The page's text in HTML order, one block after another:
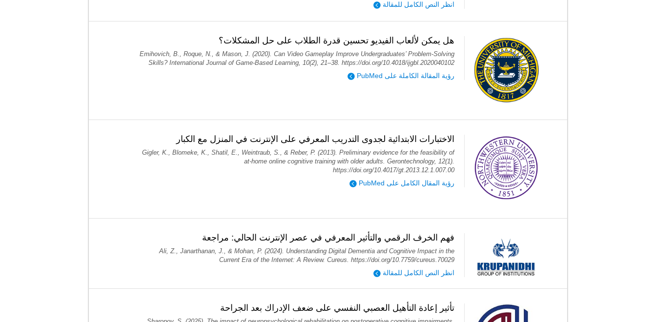
انظر النص الكامل للمقالة
هل يمكن لألعاب الفيديو تحسين قدرة الطلاب على حل المشكلات؟
Emihovich, B., Roque, N., & Mason, J. (2020). Can Video Gameplay Improve Undergraduates’ Problem-Solving
Skills? International Journal of Game-Based Learning, 10(2), 21–38. https://doi.org/10.4018/ijgbl.2020040102
رؤية المقالة الكاملة على PubMed
الاختبارات الابتدائية لجدوى التدريب المعرفي على الإنترنت في المنزل مع الكبار
Gigler, K., Blomeke, K., Shatil, E., Weintraub, S., & Reber, P. (2013). Preliminary evidence for the feasibility of
at-home online cognitive training with older adults. Gerontechnology, 12(1).
https://doi.org/10.4017/gt.2013.12.1.007.00
رؤية المقال الكامل على PubMed
فهم الخرف الرقمي والتأثير المعرفي في عصر الإنترنت الحالي: مراجعة
Ali, Z., Janarthanan, J., & Mohan, P. (2024). Understanding Digital Dementia and Cognitive Impact in the
Current Era of the Internet: A Review. Cureus. https://doi.org/10.7759/cureus.70029
انظر النص الكامل للمقالة
تأثير إعادة التأهيل العصبي النفسي على ضعف الإدراك بعد الجراحة